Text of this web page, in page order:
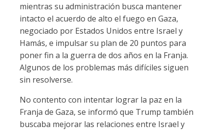
mientras su administración busca mantener
intacto el acuerdo de alto el fuego en Gaza,
negociado por Estados Unidos entre Israel y
Hamás, e impulsar su plan de 20 puntos para
poner fin a la guerra de dos años en la Franja.
Algunos de los problemas más difíciles siguen
sin resolverse.
No contento con intentar lograr la paz en la
Franja de Gaza, se informó que Trump también
buscaba mejorar las relaciones entre Israel y